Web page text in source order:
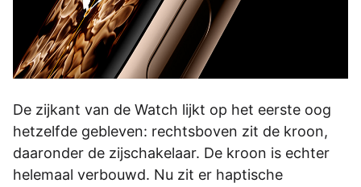
De zijkant van de Watch lijkt op het eerste oog
hetzelfde gebleven: rechtsboven zit de kroon,
daaronder de zijschakelaar. De kroon is echter
helemaal verbouwd. Nu zit er haptische